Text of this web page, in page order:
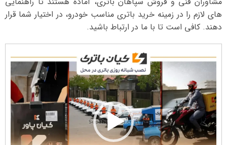
های لازم را در زمینه خرید باتری مناسب خودرو، در اختیار شما قرار
دهند. کافی است تا با ما در ارتباط باشید.
نمایشگر
ویدیو